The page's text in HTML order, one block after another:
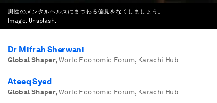
男性のメンタルヘルスにまつわる偏見をなくしましょう。
Image: Unsplash.
Dr Mifrah Sherwani
Global Shaper, World Economic Forum, Karachi Hub
Ateeq Syed
Global Shaper, World Economic Forum, Karachi Hub